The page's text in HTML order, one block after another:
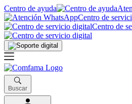
Centro de ayuda
Centro de
Centro de
Buscar